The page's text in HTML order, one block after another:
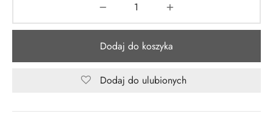
Dodaj do koszyka
Dodaj do ulubionych